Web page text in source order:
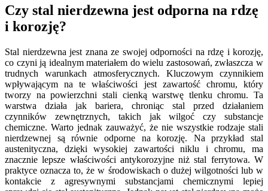
Czy stal nierdzewna jest odporna na rdzę
i korozję?
Stal nierdzewna jest znana ze swojej odporności na rdzę i korozję,
co czyni ją idealnym materiałem do wielu zastosowań, zwłaszcza w
trudnych warunkach atmosferycznych. Kluczowym czynnikiem
wpływającym na te właściwości jest zawartość chromu, który
tworzy na powierzchni stali cienką warstwę tlenku chromu. Ta
warstwa działa jak bariera, chroniąc stal przed działaniem
czynników zewnętrznych, takich jak wilgoć czy substancje
chemiczne. Warto jednak zauważyć, że nie wszystkie rodzaje stali
nierdzewnej są równie odporne na korozję. Na przykład stal
austenityczna, dzięki wysokiej zawartości niklu i chromu, ma
znacznie lepsze właściwości antykorozyjne niż stal ferrytowa. W
praktyce oznacza to, że w środowiskach o dużej wilgotności lub w
kontakcie z agresywnymi substancjami chemicznymi lepiej